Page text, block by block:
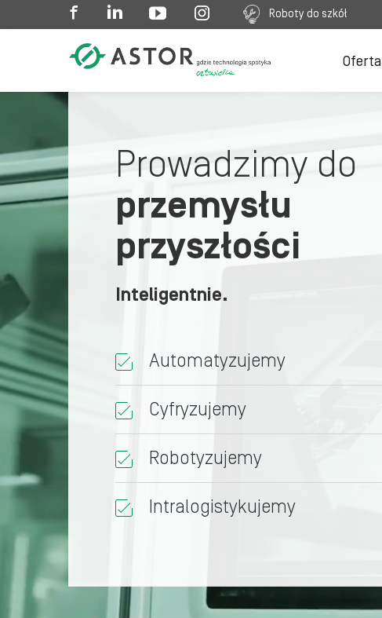
Roboty do szkół
Oferta
Prowadzimy do
przemysłu
przyszłości
Inteligentnie.
Automatyzujemy
Cyfryzujemy
Robotyzujemy
Intralogistykujemy